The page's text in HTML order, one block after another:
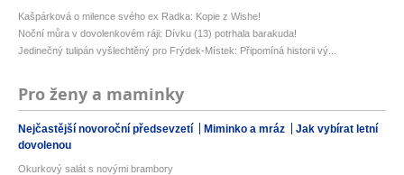
Kašpárková o milence svého ex Radka: Kopie z Wishe!
Noční můra v dovolenkovém ráji: Dívku (13) potrhala barakuda!
Jedinečný tulipán vyšlechtěný pro Frýdek-Místek: Připomíná historii vý...
Pro ženy a maminky
Nejčastější novoroční předsevzetí Miminko a mráz
Jak vybírat letní
dovolenou
Okurkový salát s novými brambory